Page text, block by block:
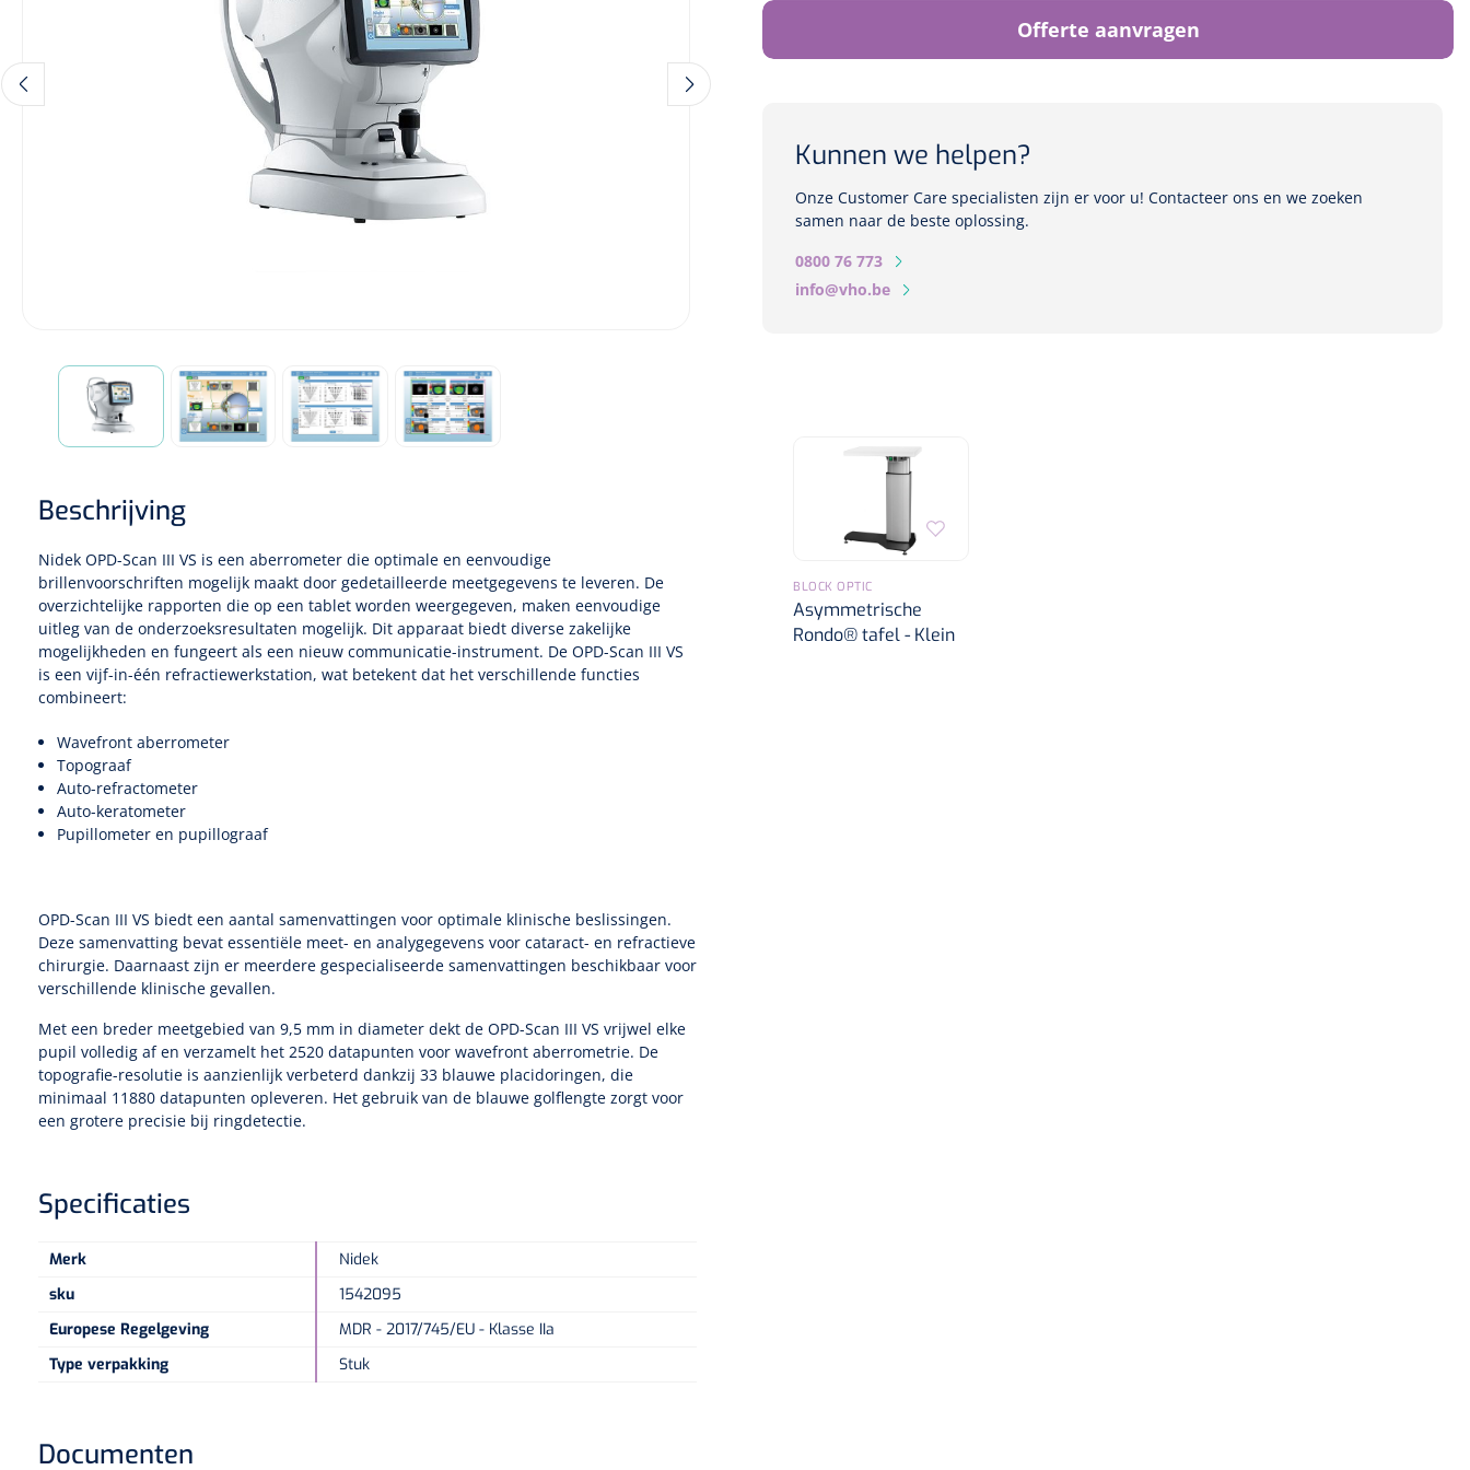
Beschrijving
Nidek OPD-Scan III VS is een aberrometer die optimale en eenvoudige
brillenvoorschriften mogelijk maakt door gedetailleerde meetgegevens te leveren. De
overzichtelijke rapporten die op een tablet worden weergegeven, maken eenvoudige
uitleg van de onderzoeksresultaten mogelijk. Dit apparaat biedt diverse zakelijke
mogelijkheden en fungeert als een nieuw communicatie-instrument. De OPD-Scan III VS
is een vijf-in-één refractiewerkstation, wat betekent dat het verschillende functies
combineert:
Wavefront aberrometer
Topograaf
Auto-refractometer
Auto-keratometer
Pupillometer en pupillograaf
OPD-Scan III VS biedt een aantal samenvattingen voor optimale klinische beslissingen.
Deze samenvatting bevat essentiële meet- en analygegevens voor cataract- en refractieve
chirurgie. Daarnaast zijn er meerdere gespecialiseerde samenvattingen beschikbaar voor
verschillende klinische gevallen.
Met een breder meetgebied van 9,5 mm in diameter dekt de OPD-Scan III VS vrijwel elke
pupil volledig af en verzamelt het 2520 datapunten voor wavefront aberrometrie. De
topografie-resolutie is aanzienlijk verbeterd dankzij 33 blauwe placidoringen, die
minimaal 11880 datapunten opleveren. Het gebruik van de blauwe golflengte zorgt voor
een grotere precisie bij ringdetectie.
Specificaties
Merk
Nidek
sku
1542095
Europese Regelgeving
MDR - 2017/745/EU - Klasse IIa
Type verpakking
Stuk
Documenten
Offerte aanvragen
Kunnen we helpen?
Onze Customer Care specialisten zijn er voor u! Contacteer ons en we zoeken
samen naar de beste oplossing.
0800 76 773
info@vho.be
BLOCK OPTIC
Asymmetrische
Rondo® tafel - Klein